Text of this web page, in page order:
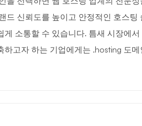
드 신뢰도를 높이고 안정적인 호스팅
게 소통할 수 있습니다. 틈새 시장에
하고자 하는 기업에게는 .hosting 도